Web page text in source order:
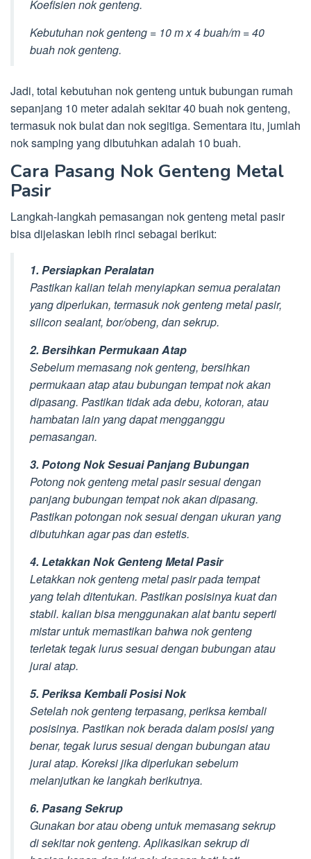
Koefisien nok genteng.
Kebutuhan nok genteng = 10 m x 4 buah/m = 40
buah nok genteng.
Jadi, total kebutuhan nok genteng untuk bubungan rumah
sepanjang 10 meter adalah sekitar 40 buah nok genteng,
termasuk nok bulat dan nok segitiga. Sementara itu, jumlah
nok samping yang dibutuhkan adalah 10 buah.
Cara Pasang Nok Genteng Metal
Pasir
Langkah-langkah pemasangan nok genteng metal pasir
bisa dijelaskan lebih rinci sebagai berikut:
1. Persiapkan Peralatan
Pastikan kalian telah menyiapkan semua peralatan
yang diperlukan, termasuk nok genteng metal pasir,
silicon sealant, bor/obeng, dan sekrup.
2. Bersihkan Permukaan Atap
Sebelum memasang nok genteng, bersihkan
permukaan atap atau bubungan tempat nok akan
dipasang. Pastikan tidak ada debu, kotoran, atau
hambatan lain yang dapat mengganggu
pemasangan.
3. Potong Nok Sesuai Panjang Bubungan
Potong nok genteng metal pasir sesuai dengan
panjang bubungan tempat nok akan dipasang.
Pastikan potongan nok sesuai dengan ukuran yang
dibutuhkan agar pas dan estetis.
4. Letakkan Nok Genteng Metal Pasir
Letakkan nok genteng metal pasir pada tempat
yang telah ditentukan. Pastikan posisinya kuat dan
stabil. kalian bisa menggunakan alat bantu seperti
mistar untuk memastikan bahwa nok genteng
terletak tegak lurus sesuai dengan bubungan atau
jurai atap.
5. Periksa Kembali Posisi Nok
Setelah nok genteng terpasang, periksa kembali
posisinya. Pastikan nok berada dalam posisi yang
benar, tegak lurus sesuai dengan bubungan atau
jurai atap. Koreksi jika diperlukan sebelum
melanjutkan ke langkah berikutnya.
6. Pasang Sekrup
Gunakan bor atau obeng untuk memasang sekrup
di sekitar nok genteng. Aplikasikan sekrup di